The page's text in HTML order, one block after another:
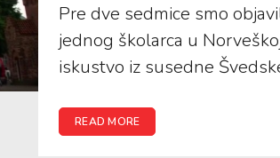
Pre dve sedmice smo
jednog školarca u
iskustvo iz susedne
READ MORE